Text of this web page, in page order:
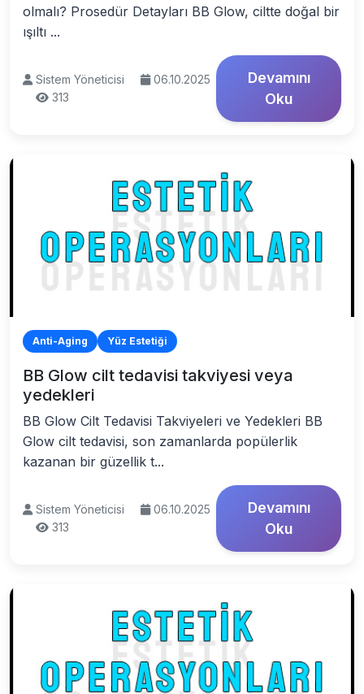
olmalı? Prosedür Detayları BB Glow, ciltte doğal bir
ışıltı ...
Sistem Yöneticisi
06.10.2025
313
Devamını
Oku
Anti-Aging Yüz Estetiği
BB Glow cilt tedavisi takviyesi veya
yedekleri
BB Glow Cilt Tedavisi Takviyeleri ve Yedekleri BB
Glow cilt tedavisi, son zamanlarda popülerlik
kazanan bir güzellik t...
Sistem Yöneticisi
06.10.2025
313
Devamını
Oku